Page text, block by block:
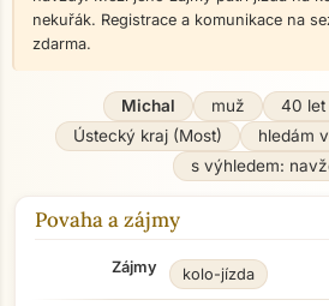
nekuřák. Registrace a komunikace na
zdarma.
Michal muž 40 let
Ústecký kraj (Most)
hledám
s výhledem:
Povaha a zájmy
Zájmy kolo-jízda